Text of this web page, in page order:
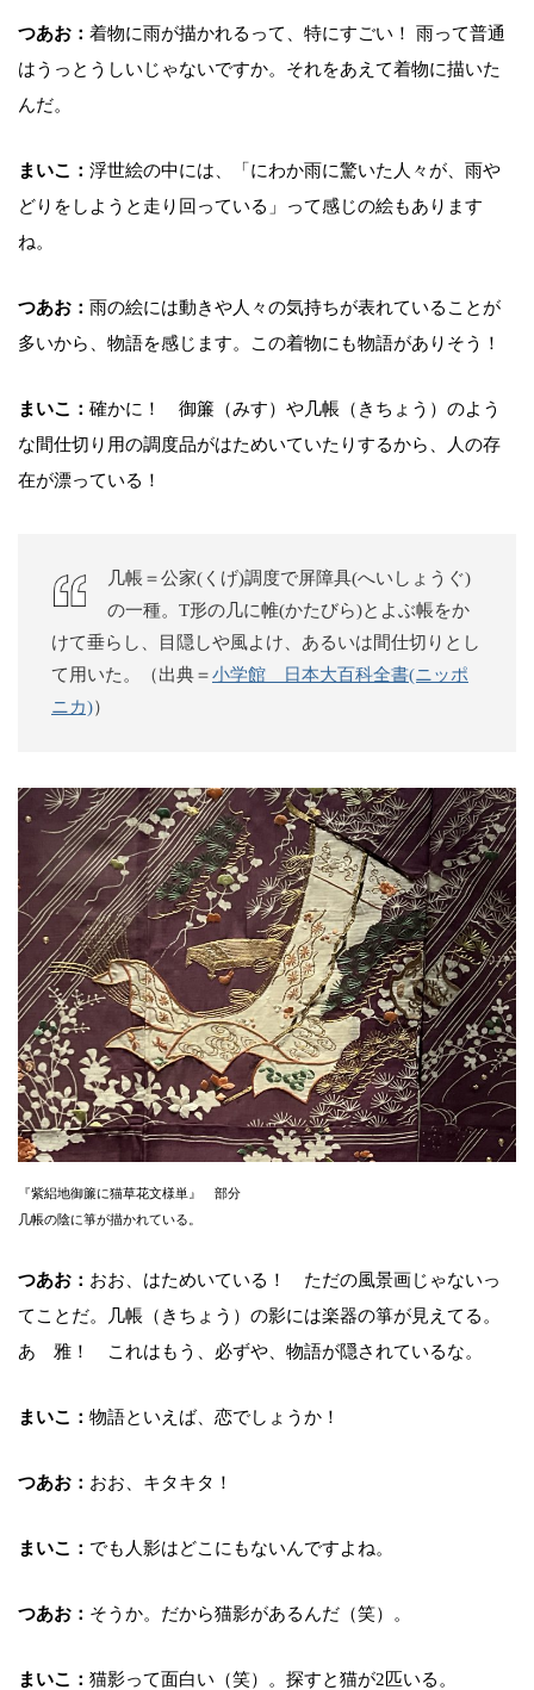
つあお： 着物に雨が描かれるって、特にすごい！ 雨って普通
はうっとうしいじゃないですか。それをあえて着物に描いた
んだ。
まいこ： 浮世絵の中には、「にわか雨に驚いた人々が、雨や
どりをしようと走り回っている」って感じの絵もあります
ね。
つあお： 雨の絵には動きや人々の気持ちが表れていることが
多いから、物語を感じます。この着物にも物語がありそう！
まいこ： 確かに！ 御簾（みす）や几帳（きちょう）のよう
な間仕切り用の調度品がはためいていたりするから、人の存
在が漂っている！
几帳＝公家(くげ)調度で屏障具(へいしょうぐ)
の一種。T形の几に帷(かたびら)とよぶ帳をか
けて垂らし、目隠しや風よけ、あるいは間仕切りとし
て用いた。（出典＝小学館 日本大百科全書(ニッポ
ニカ)）
『紫絽地御簾に猫草花文様単』 部分
几帳の陰に箏が描かれている。
つあお： おお、はためいている！ ただの風景画じゃないっ
てことだ。几帳（きちょう）の影には楽器の箏が見えてる。
あゝ雅！ これはもう、必ずや、物語が隠されているな。
まいこ： 物語といえば、恋でしょうか！
つあお： おお、キタキタ！
まいこ： でも人影はどこにもないんですよね。
つあお： そうか。だから猫影があるんだ（笑）。
まいこ： 猫影って面白い（笑）。探すと猫が2匹いる。